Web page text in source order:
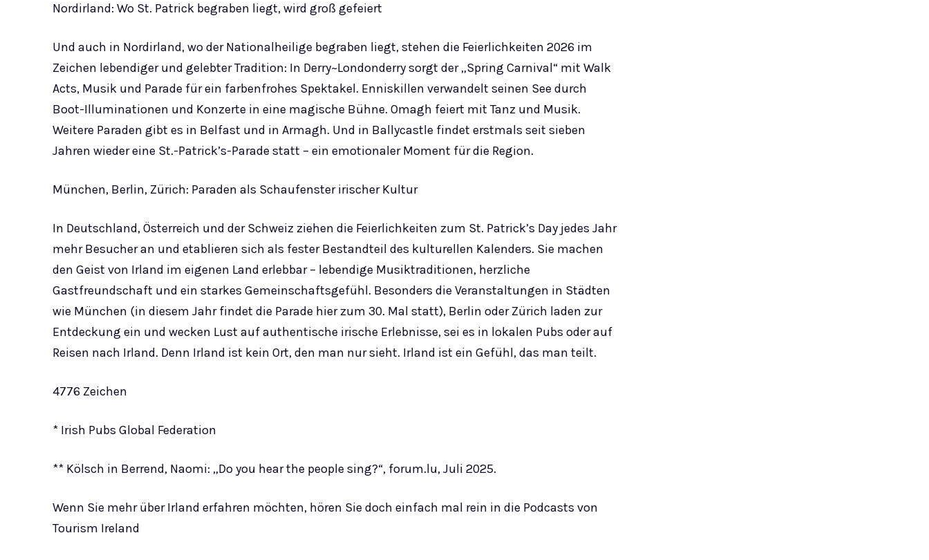
Nordirland: Wo St. Patrick begraben liegt, wird groß gefeiert
Und auch in Nordirland, wo der Nationalheilige begraben liegt, stehen die Feierlichkeiten 2026 im
Zeichen lebendiger und gelebter Tradition: In Derry~Londonderry sorgt der „Spring Carnival“ mit Walk
Acts, Musik und Parade für ein farbenfrohes Spektakel. Enniskillen verwandelt seinen See durch
Boot-Illuminationen und Konzerte in eine magische Bühne. Omagh feiert mit Tanz und Musik.
Weitere Paraden gibt es in Belfast und in Armagh. Und in Ballycastle findet erstmals seit sieben
Jahren wieder eine St.-Patrick’s-Parade statt – ein emotionaler Moment für die Region.
München, Berlin, Zürich: Paraden als Schaufenster irischer Kultur
In Deutschland, Österreich und der Schweiz ziehen die Feierlichkeiten zum St. Patrick’s Day jedes Jahr
mehr Besucher an und etablieren sich als fester Bestandteil des kulturellen Kalenders. Sie machen
den Geist von Irland im eigenen Land erlebbar – lebendige Musiktraditionen, herzliche
Gastfreundschaft und ein starkes Gemeinschaftsgefühl. Besonders die Veranstaltungen in Städten
wie München (in diesem Jahr findet die Parade hier zum 30. Mal statt), Berlin oder Zürich laden zur
Entdeckung ein und wecken Lust auf authentische irische Erlebnisse, sei es in lokalen Pubs oder auf
Reisen nach Irland. Denn Irland ist kein Ort, den man nur sieht. Irland ist ein Gefühl, das man teilt.
4776 Zeichen
* Irish Pubs Global Federation
** Kölsch in Berrend, Naomi: „Do you hear the people sing?“, forum.lu, Juli 2025.
Wenn Sie mehr über Irland erfahren möchten, hören Sie doch einfach mal rein in die Podcasts von
Tourism Ireland